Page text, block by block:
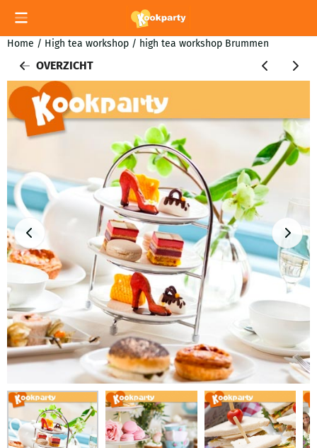
Cookievoorkeuren zijn momenteel gesloten.
Home / High tea workshop / high tea workshop Brummen
OVERZICHT